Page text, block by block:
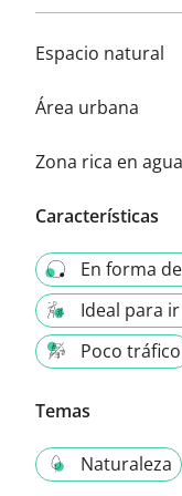
Espacio natural
Área urbana
Zona rica en agua
Características
En forma
Ideal para
Poco tráfico
Temas
Naturaleza